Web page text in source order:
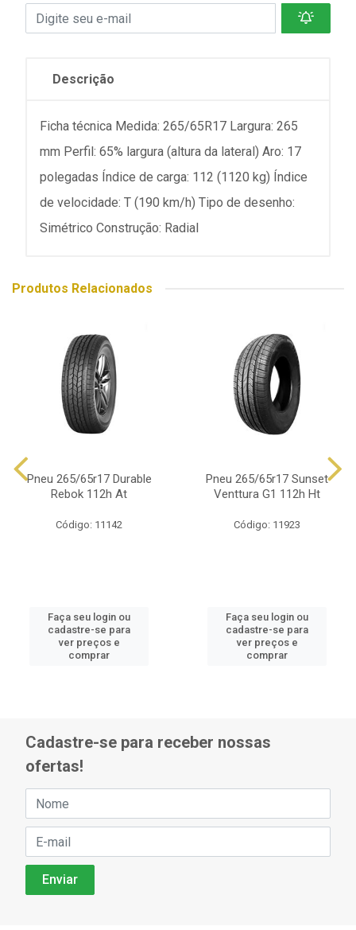
Descrição
Ficha técnica Medida: 265/65R17 Largura: 265
mm Perfil: 65% largura (altura da lateral) Aro: 17
polegadas Índice de carga: 112 (1120 kg) Índice
de velocidade: T (190 km/h) Tipo de desenho:
Simétrico Construção: Radial
Produtos Relacionados
Pneu 265/65r17 Durable
Rebok 112h At
Código: 11142
Faça seu login ou
cadastre-se para
ver preços e
comprar
Pneu 265/65r17 Sunset
Venttura G1 112h Ht
Código: 11923
Faça seu login ou
cadastre-se para
ver preços e
comprar
Cadastre-se para receber nossas
ofertas!